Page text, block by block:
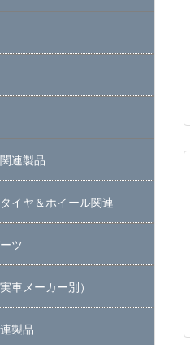
連製品
イヤ＆ホイール関連
ツ
車メーカー別）
製品